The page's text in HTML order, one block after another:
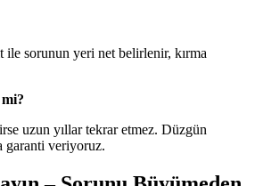
ile sorunun yeri net belirlenir, kırma
uzun yıllar tekrar etmez. Düzgün
garanti veriyoruz.